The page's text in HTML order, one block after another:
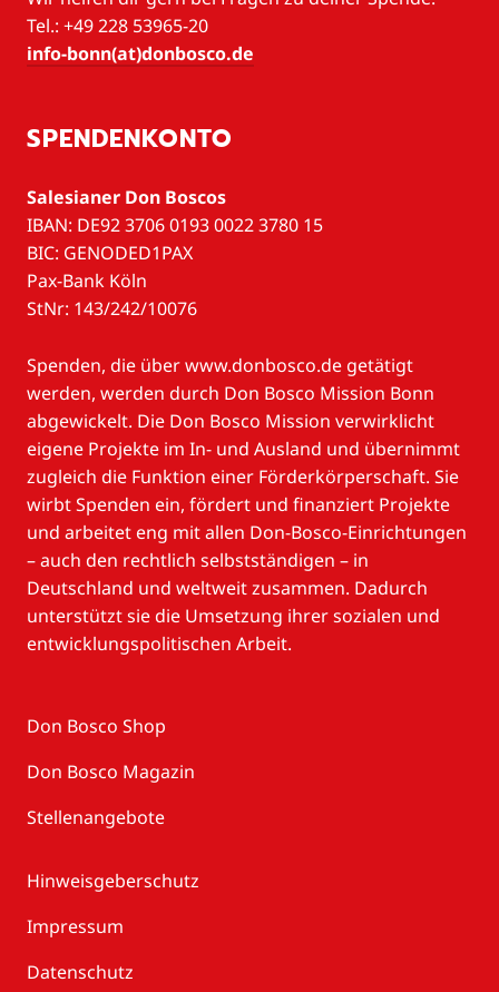
Tel.: +49 228 53965-20
info-bonn(at)donbosco.de
SPENDENKONTO
Salesianer Don Boscos
IBAN: DE92 3706 0193 0022 3780 15
BIC: GENODED1PAX
Pax-Bank Köln
StNr: 143/242/10076
Spenden, die über www.donbosco.de getätigt
werden, werden durch Don Bosco Mission Bonn
abgewickelt. Die Don Bosco Mission verwirklicht
eigene Projekte im In- und Ausland und übernimmt
zugleich die Funktion einer Förderkörperschaft. Sie
wirbt Spenden ein, fördert und finanziert Projekte
und arbeitet eng mit allen Don-Bosco-Einrichtungen
– auch den rechtlich selbstständigen – in
Deutschland und weltweit zusammen. Dadurch
unterstützt sie die Umsetzung ihrer sozialen und
entwicklungspolitischen Arbeit.
Don Bosco Shop
Don Bosco Magazin
Stellenangebote
Hinweisgeberschutz
Impressum
Datenschutz